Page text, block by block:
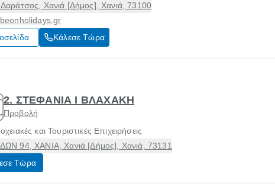
Χανιά [Δήμος], Χανιά, 73100
Κάλεσε Τώρα
2. ΣΤΕΦΑΝΙΑ Ι ΒΛΑΧΑΚΗ
Προβολή
και Τουριστικές Επιχειρήσεις
94, ΧΑΝΙΑ, Χανιά [Δήμος], Χανιά, 73131
Τώρα